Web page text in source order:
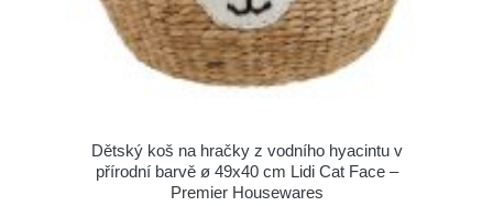
Dětský koš na hračky z vodního hyacintu v
přírodní barvě ø 49x40 cm Lidi Cat Face –
Premier Housewares